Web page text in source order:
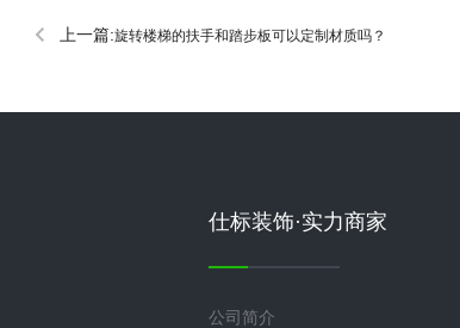
上一篇:旋转楼梯的扶手和踏步板可以定制材质吗？
仕标装饰·实力商家
公司简介